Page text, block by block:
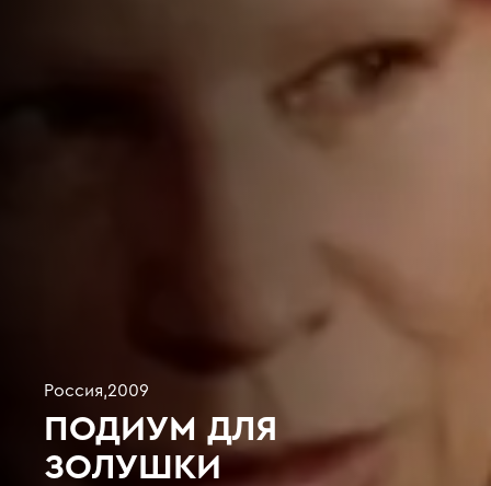
Россия,2009
ПОДИУМ ДЛЯ
ЗОЛУШКИ